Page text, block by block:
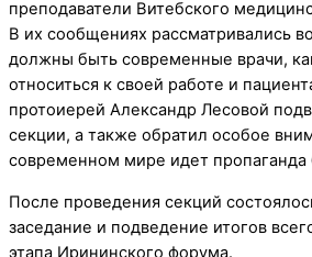
преподаватели Витебского
В их сообщениях рассматривались
должны быть современные врачи,
относиться к своей работе и
протоиерей Александр Лесовой
секции, а также обратил особое
современном мире идет пропаганда
После проведения секций
заседание и подведение итогов
этапа Ирининского форума.